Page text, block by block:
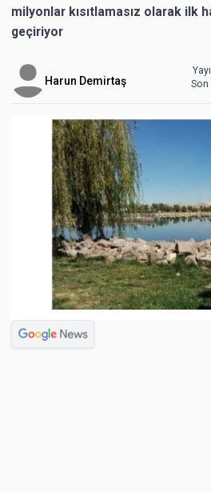
milyonlar kısıtlamasız olarak ilk
geçiriyor
Harun Demirtaş
Son